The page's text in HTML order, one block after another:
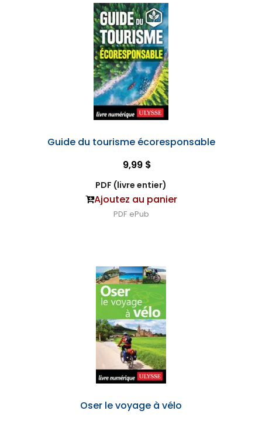
Guide du tourisme écoresponsable
9,99 $
PDF (livre entier)
Ajoutez au panier
PDF ePub
Oser le voyage à vélo